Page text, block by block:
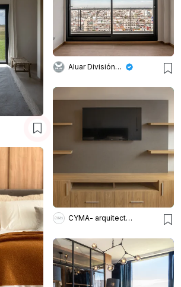
Aluar División Elaborados
CYMA- arquitectura en equipo